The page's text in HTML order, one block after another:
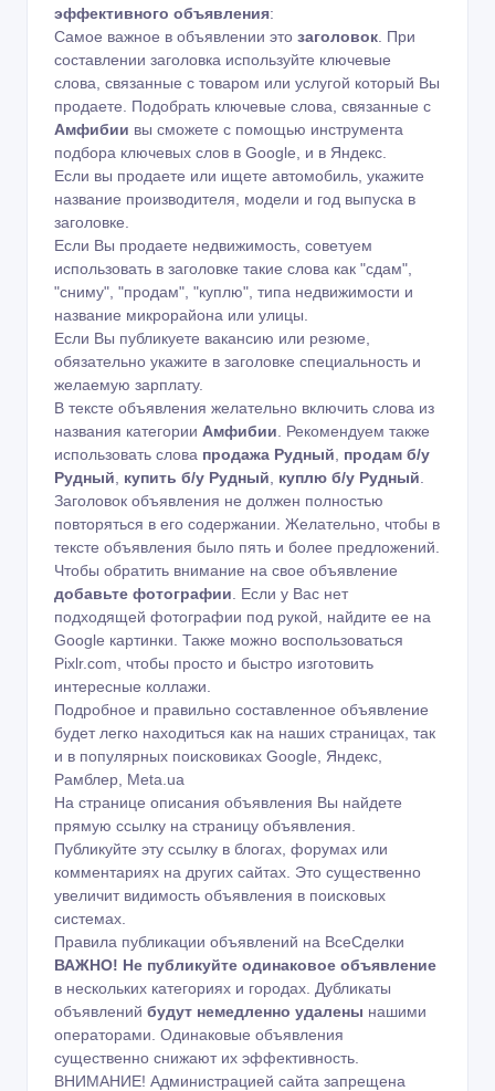
эффективного объявления:
Самое важное в объявлении это заголовок . При
составлении заголовка используйте ключевые
слова, связанные с товаром или услугой который Вы
продаете. Подобрать ключевые слова, связанные с
Амфибии вы сможете с помощью инструмента
подбора ключевых слов в Google
и в Яндекс
Если вы продаете или ищете автомобиль, укажите
название производителя, модели и год выпуска в
заголовке.
Если Вы продаете недвижимость, советуем
использовать в заголовке такие слова как "сдам",
"сниму", "продам", "куплю", типа недвижимости и
название микрорайона или улицы.
Если Вы публикуете вакансию или резюме,
обязательно укажите в заголовке специальность и
желаемую зарплату.
В тексте объявления желательно включить слова из
названия категории Амфибии . Рекомендуем также
использовать слова продажа Рудный
продам б/у
Рудный
купить б/у Рудный куплю б/у Рудный
Заголовок объявления не должен полностью
повторяться в его содержании. Желательно, чтобы в
тексте объявления было пять и более предложений.
Чтобы обратить внимание на свое объявление
добавьте фотографии . Если у Вас нет
подходящей фотографии под рукой, найдите ее на
Google картинки . Также можно воспользоваться
Pixlr.com , чтобы просто и быстро изготовить
интересные коллажи.
Подробное и правильно составленное объявление
будет легко находиться как на наших страницах, так
и в популярных поисковиках Google, Яндекс,
Рамблер, Meta.ua
На странице описания объявления Вы найдете
прямую ссылку на страницу объявления.
Публикуйте эту ссылку в блогах, форумах или
комментариях на других сайтах. Это существенно
увеличит видимость объявления в поисковых
системах.
Правила публикации объявлений на ВсеСделки
ВАЖНО! Не публикуйте одинаковое объявление
в нескольких категориях и городах. Дубликаты
объявлений будут немедленно удалены нашими
операторами. Одинаковые объявления
существенно снижают их эффективность.
ВНИМАНИЕ! Администрацией сайта запрещена